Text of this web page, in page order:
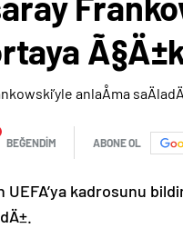
BEĞENDİM ABONE OL
UEFA’ya kadrosunu